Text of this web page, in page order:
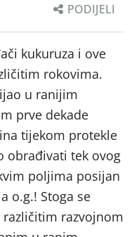
PODIJELI
kukuruza i ove
rokovima.
u ranijim
prve dekade
tijekom protekle
obrađivati tek ovog
poljima posijan
o.g.! Stoga se
različitim razvojnom